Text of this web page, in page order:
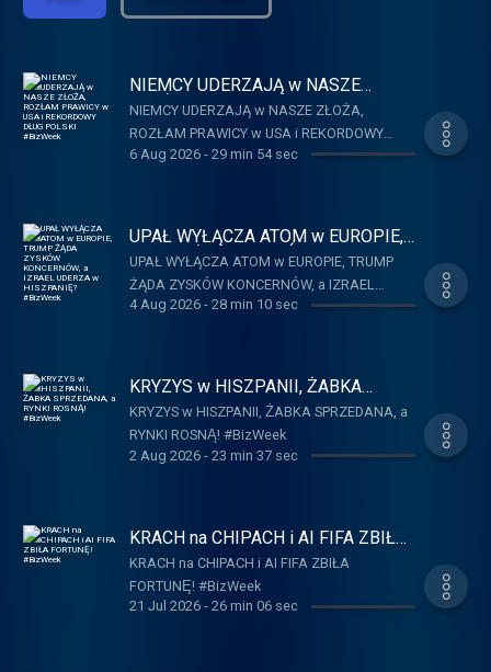
NIEMCY UDERZAJĄ w NASZE
ZŁOŻA, ROZŁAM PRAWICY w USA i
REKORDOWY DŁUG POLSKI
#BizWeek
NIEMCY UDERZAJĄ w NASZE ZŁOŻA,
ROZŁAM PRAWICY w USA i REKORDOWY
DŁUG POLSKI #BizWeek
6 Aug 2026- 29 min 54 sec
UPAŁ WYŁĄCZA ATOM w EUROPIE,
TRUMP ŻĄDA ZYSKÓW
KONCERNÓW, a IZRAEL UDERZA w
HISZPANIĘ? #BizWeek
UPAŁ WYŁĄCZA ATOM w EUROPIE, TRUMP
ŻĄDA ZYSKÓW KONCERNÓW, a IZRAEL
UDERZA w HISZPANIĘ? #BizWeek
4 Aug 2026- 28 min 10 sec
KRYZYS w HISZPANII, ŻABKA
SPRZEDANA, a RYNKI ROSNĄ!
#BizWeek
KRYZYS w HISZPANII, ŻABKA SPRZEDANA, a
RYNKI ROSNĄ! #BizWeek
2 Aug 2026- 23 min 37 sec
KRACH na CHIPACH i AI FIFA ZBIŁA
FORTUNĘ! #BizWeek
KRACH na CHIPACH i AI FIFA ZBIŁA
FORTUNĘ! #BizWeek
21 Jul 2026- 26 min 06 sec